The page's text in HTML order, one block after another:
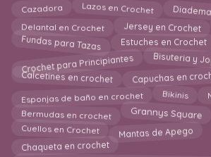
Cazadora Lazos en Crochet
Delantal en Crochet Jersey en Crochet
Fundas para Tazas Estuches en Crochet
Crochet para Principiantes Bisuteria y
Calcetines en crochet Capuchas en
Esponjas de baño en crochet Bikinis
Bermudas en crochet Grannys Square
Cuellos en Crochet Mantas de Apego
Chaqueta en crochet